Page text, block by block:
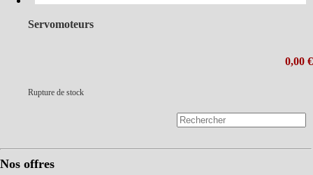
Servomoteurs
0,00 €
Rupture de stock
Nos offres